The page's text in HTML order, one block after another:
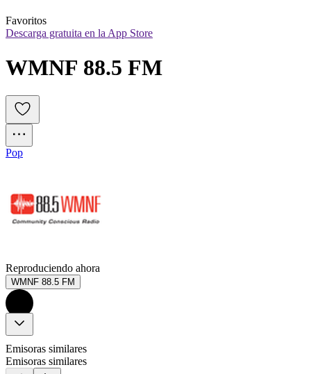
Favoritos
Descarga gratuita en la App Store
WMNF 88.5 FM
Pop
Reproduciendo ahora
WMNF 88.5 FM
Emisoras similares
Emisoras similares